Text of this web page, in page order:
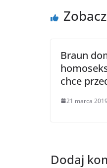
Braun
chce
21 marca
Dodaj